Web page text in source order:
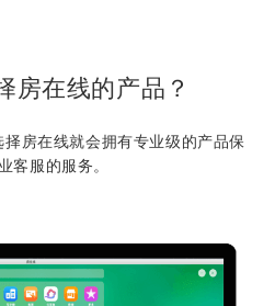
房在线的产品？
房在线就会拥有专业级的产品保
客服的服务。